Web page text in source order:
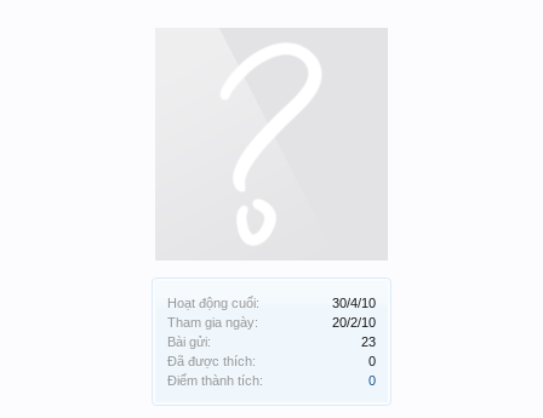
Hoạt động cuối:
30/4/10
Tham gia ngày:
20/2/10
Bài gửi:
23
Đã được thích:
0
Điểm thành tích:
0